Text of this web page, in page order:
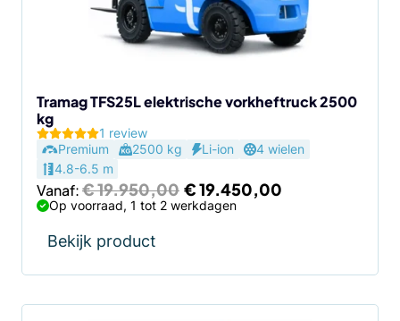
Tramag TFS25L elektrische vorkheftruck 2500
kg
1 review
Premium
2500 kg Li-ion
4 wielen
4.8-6.5 m
Vanaf:€19.950,00 Oorspronkelijke
prijs
was:
€19.450,00
Op voorraad, 1 tot 2 werkdagen
Bekijk product
de
productpagina